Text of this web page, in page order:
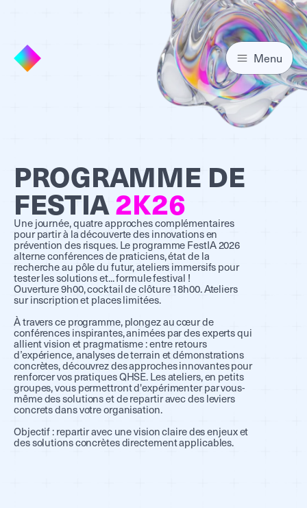
Menu
PROGRAMME DE
FESTIA2K26
Une journée, quatre approches complémentaires
pour partir à la découverte des innovations en
prévention des risques. Le programme FestIA 2026
alterne conférences de praticiens, état de la
recherche au pôle du futur, ateliers immersifs pour
tester les solutions et... formule festival !
Ouverture 9h00, cocktail de clôture 18h00. Ateliers
sur inscription et places limitées.
À travers ce programme, plongez au cœur de
conférences inspirantes, animées par des experts qui
allient vision et pragmatisme : entre retours
d’expérience, analyses de terrain et démonstrations
concrètes, découvrez des approches innovantes pour
renforcer vos pratiques QHSE. Les ateliers, en petits
groupes, vous permettront d'expérimenter par vous-
même des solutions et de repartir avec des leviers
concrets dans votre organisation.
Objectif : repartir avec une vision claire des enjeux et
des solutions concrètes directement applicables.